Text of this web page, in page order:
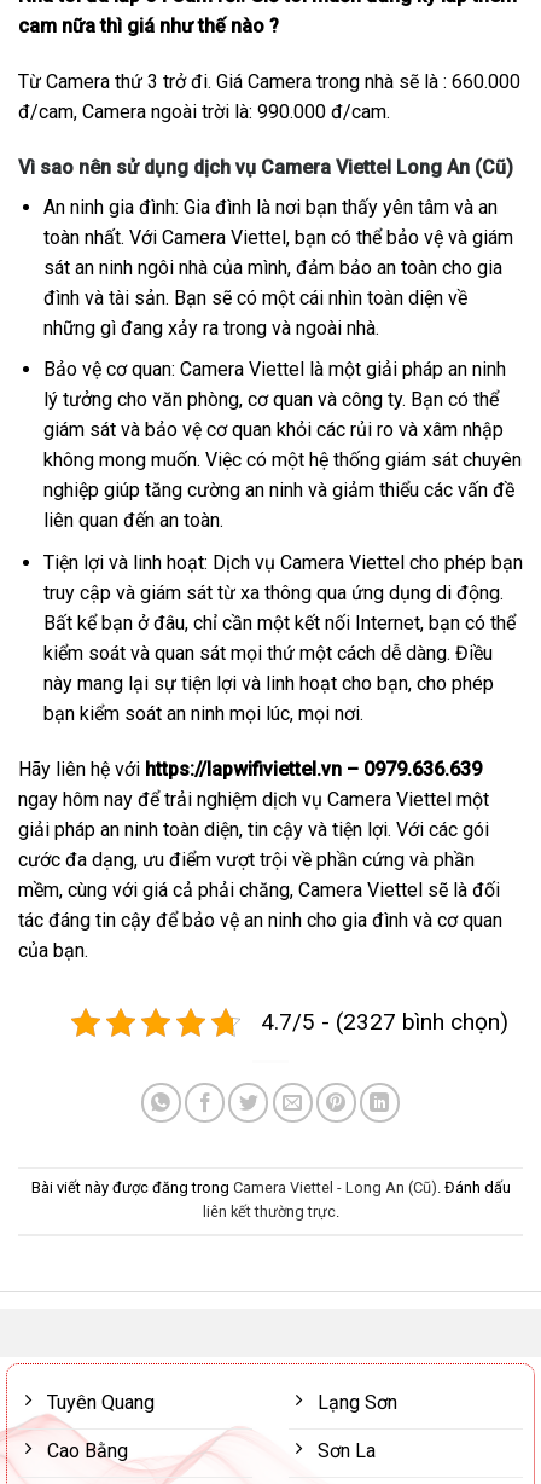
cam nữa thì giá như thế nào ?
Từ Camera thứ 3 trở đi. Giá Camera trong nhà sẽ là : 660.000
đ/cam, Camera ngoài trời là: 990.000 đ/cam.
Vì sao nên sử dụng dịch vụ Camera Viettel Long An (Cũ)
An ninh gia đình: Gia đình là nơi bạn thấy yên tâm và an
toàn nhất. Với Camera Viettel, bạn có thể bảo vệ và giám
sát an ninh ngôi nhà của mình, đảm bảo an toàn cho gia
đình và tài sản. Bạn sẽ có một cái nhìn toàn diện về
những gì đang xảy ra trong và ngoài nhà.
Bảo vệ cơ quan: Camera Viettel là một giải pháp an ninh
lý tưởng cho văn phòng, cơ quan và công ty. Bạn có thể
giám sát và bảo vệ cơ quan khỏi các rủi ro và xâm nhập
không mong muốn. Việc có một hệ thống giám sát chuyên
nghiệp giúp tăng cường an ninh và giảm thiểu các vấn đề
liên quan đến an toàn.
Tiện lợi và linh hoạt: Dịch vụ Camera Viettel cho phép bạn
truy cập và giám sát từ xa thông qua ứng dụng di động.
Bất kể bạn ở đâu, chỉ cần một kết nối Internet, bạn có thể
kiểm soát và quan sát mọi thứ một cách dễ dàng. Điều
này mang lại sự tiện lợi và linh hoạt cho bạn, cho phép
bạn kiểm soát an ninh mọi lúc, mọi nơi.
Hãy liên hệ với https://lapwifiviettel.vn – 0979.636.639
ngay hôm nay để trải nghiệm dịch vụ Camera Viettel một
giải pháp an ninh toàn diện, tin cậy và tiện lợi. Với các gói
cước đa dạng, ưu điểm vượt trội về phần cứng và phần
mềm, cùng với giá cả phải chăng, Camera Viettel sẽ là đối
tác đáng tin cậy để bảo vệ an ninh cho gia đình và cơ quan
của bạn.
4.7/5 - (2327 bình chọn)
Bài viết này được đăng trong Camera Viettel - Long An (Cũ). Đánh dấu
liên kết thường trực.
Tuyên Quang
Cao Bằng
Lạng Sơn
Sơn La